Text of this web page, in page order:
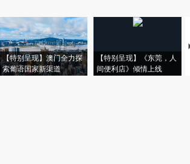
【特别呈现】澳门全力探
索葡语国家新渠道
【特别呈现】《东莞，人
间便利店》倾情上线